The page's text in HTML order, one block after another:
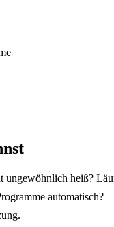
ungewöhnlich heiß?
automatisch?